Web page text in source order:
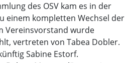
des OSV kam es in der
einem kompletten Wechsel der
Vereinsvorstand wurde
vertreten von Tabea Dobler.
Sabine Estorf.